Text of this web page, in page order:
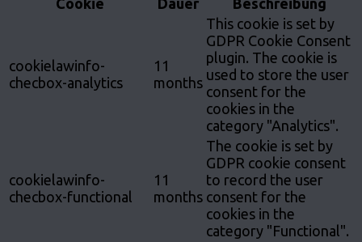
Cookie
Dauer Beschreibung
cookielawinfo-
checbox-analytics
11
months
This cookie is set by
GDPR Cookie Consent
plugin. The cookie is
used to store the user
consent for the
cookies in the
category "Analytics".
cookielawinfo-
checbox-functional
11
months
The cookie is set by
GDPR cookie consent
to record the user
consent for the
cookies in the
category "Functional".